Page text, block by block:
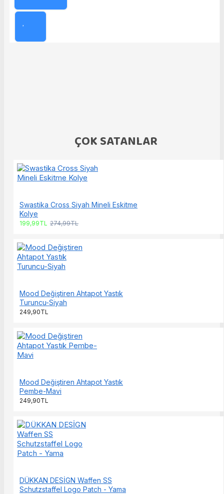
ÇOK SATANLAR
Swastika Cross Siyah Mineli Eskitme
Kolye
199,99TL 274,99TL
Mood Değiştiren Ahtapot Yastık
Turuncu-Siyah
249,90TL
Mood Değiştiren Ahtapot Yastık
Pembe-Mavi
249,90TL
DÜKKAN DESİGN Waffen SS
Schutzstaffel Logo Patch - Yama